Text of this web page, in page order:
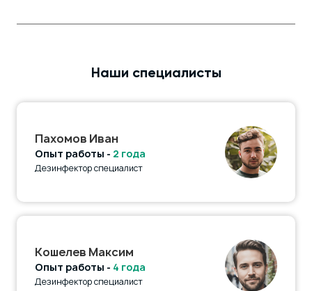
Наши специалисты
Пахомов Иван
Опыт работы - 2 года
Дезинфектор специалист
Кошелев Максим
Опыт работы - 4 года
Дезинфектор специалист